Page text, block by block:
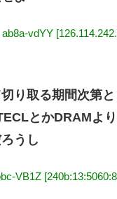
vdYY
り取る期間次第
とかDRAMよ
うし
VB1Z